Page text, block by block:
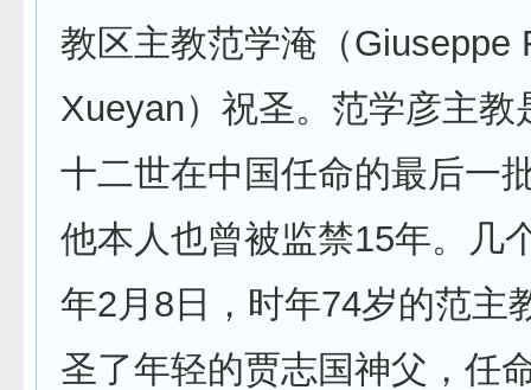
教区主教范学淹（Giuseppe
Xueyan）祝圣。范学彦主教
十二世在中国任命的最后一
他本人也曾被监禁15年。几
年2月8日，时年74岁的范主
圣了年轻的贾志国神父，任